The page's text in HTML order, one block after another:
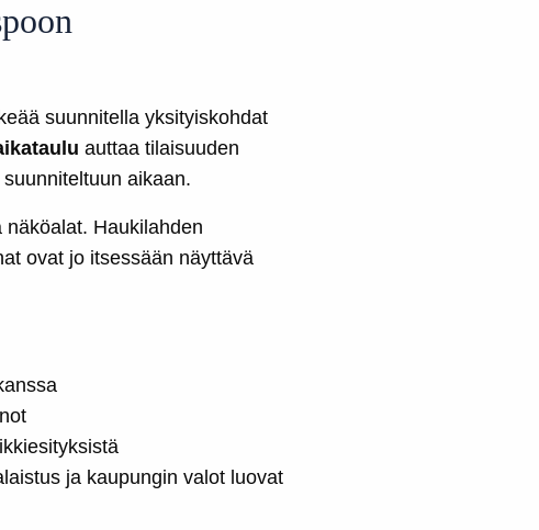
suunnitella yksityiskohdat
auttaa tilaisuuden
aikaan.
Haukilahden
ovat jo itsessään näyttävä
ja kaupungin valot luovat